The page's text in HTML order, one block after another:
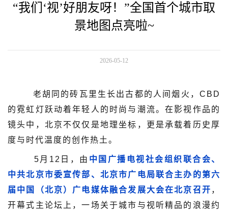
“我们‘视’好朋友呀！”全国首个城市取
景地图点亮啦~
2026-05-12
老胡同的砖瓦里生长出古都的人间烟火，CBD
的霓虹灯跃动着年轻人的时尚与潮流。在影视作品的
镜头中，北京不仅仅是地理坐标，更是承载着历史厚
度与时代温度的创作热土。
5月12日，由 中国广播电视社会组织联合会、
中共北京市委宣传部、北京市广电局联合主办的第六
届中国（北京）广电媒体融合发展大会在北京召开 ，
开幕式主论坛上，一场关于城市与视听精品的浪漫约